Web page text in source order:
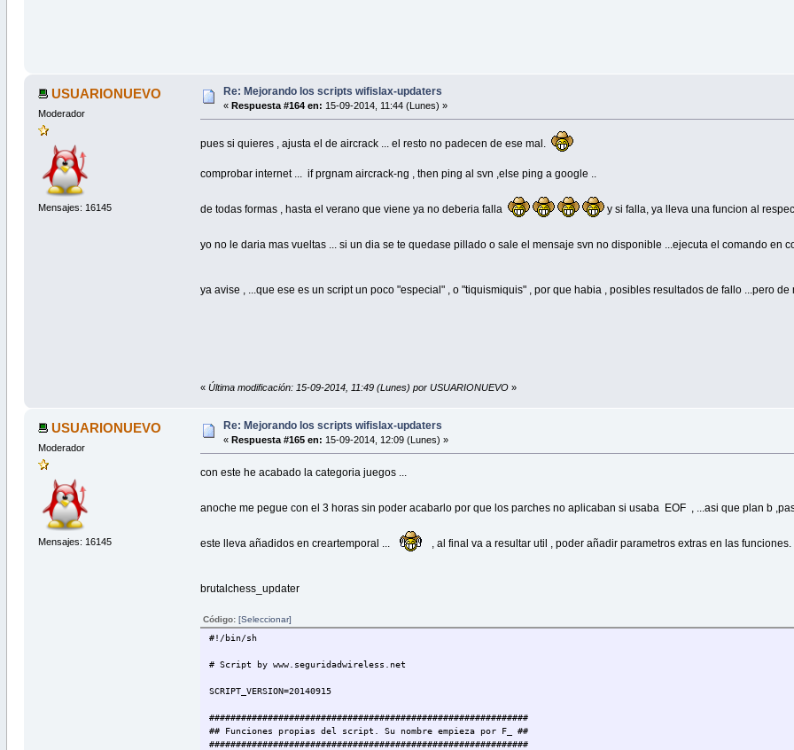
USUARIONUEVO
Moderador
Mensajes: 16145
Re: Mejorando los scripts wifislax-updaters
« Respuesta #164 en: 15-09-2014, 11:44 (Lunes) »
pues si quieres , ajusta el de aircrack ... el resto no padecen de ese mal.
comprobar internet ... if prgnam aircrack-ng , then ping al svn ,else ping a google ..
de todas formas , hasta el verano que viene ya no deberia falla y si falla, ya lleva una funcion al
yo no le daria mas vueltas ... si un dia se te quedase pillado o sale el mensaje svn no disponible ...ejecuta el comando
ya avise , ...que ese es un script un poco "especial" , o "tiquismiquis" , por que habia , posibles resultados de fallo ...pero
«Última modificación: 15-09-2014, 11:49 (Lunes) por USUARIONUEVO »
USUARIONUEVO
Moderador
Mensajes: 16145
Re: Mejorando los scripts wifislax-updaters
« Respuesta #165 en: 15-09-2014, 12:09 (Lunes) »
con este he acabado la categoria juegos ...
anoche me pegue con el 3 horas sin poder acabarlo por que los parches no aplicaban si usaba EOF , ...asi que plan b
este lleva añadidos en creartemporal ... , al final va a resultar util , poder añadir parametros extras en las funciones.
brutalchess_updater
Código:[Seleccionar]
#!/bin/sh
# Script by www.seguridadwireless.net
SCRIPT_VERSION=20140915
############################################################
## Funciones propias del script. Su nombre empieza por F_ ##
############################################################